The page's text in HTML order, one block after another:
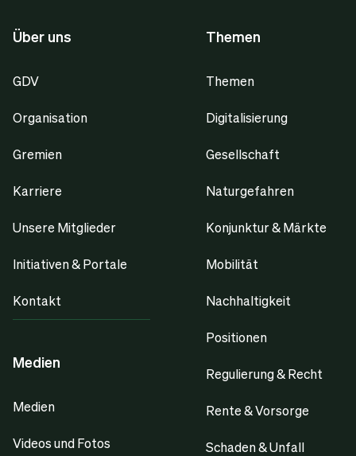
Über uns
GDV
Organisation
Gremien
Karriere
Unsere Mitglieder
Initiativen & Portale
Kontakt
Medien
Medien
Videos und Fotos
Themen
Themen
Digitalisierung
Gesellschaft
Naturgefahren
Konjunktur & Märkte
Mobilität
Nachhaltigkeit
Positionen
Regulierung & Recht
Rente & Vorsorge
Schaden & Unfall